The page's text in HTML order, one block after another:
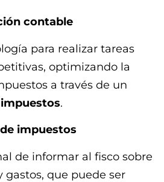
contable
para realizar tareas
optimizando la
a través de un
.
impuestos
de informar al fisco sobre
gastos, que puede ser